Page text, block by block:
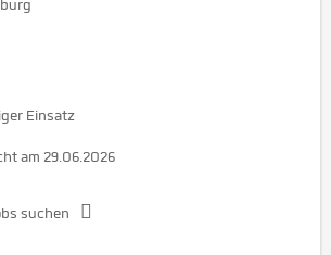
Einsatz
am 29.06.2026
suchen